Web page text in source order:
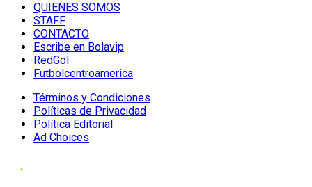
QUIENES SOMOS
STAFF
CONTACTO
Escribe en Bolavip
RedGol
Futbolcentroamerica
Términos y Condiciones
Políticas de Privacidad
Política Editorial
Ad Choices